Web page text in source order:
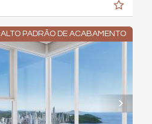
ALTO PADRÃO DE ACABAMENTO